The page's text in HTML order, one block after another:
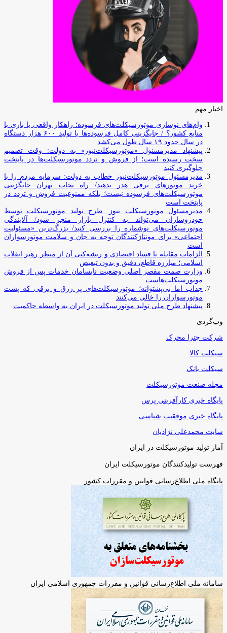
اخبار مهم
وام‌های نوسازی موتورسیکلت‌های فرسوده؛ راهکار واقعی یا بازی با
منابع کشور؟ / جایگزینی کامل فرسوده‌ها با تولید ۶۰۰ هزار دستگاه
در سال حدود ۱۹ سال طول می‌کشد
پیشنهاد مدیرمسئول «موتورسیکلت‌نیوز» به دولت: وقت تصمیم
سخت رسیده است؛ از فروش و تردد موتورسیکلت‌ها در پایتخت
جلوگیری کنید
مدیرمسئول موتورسیکلت‌نیوز خطاب به دولت: سرمایه مردم را با
خرید موتورهای برقی هدر ندهید/ راه نجات تهران جایگزینی
موتورسیکلت‌های فرسوده نیست؛ بلکه ممنوعیت فروش و تردد در
پایتخت است
مدیرمسئول موتورسیکلت نیوز: طرح تولید موتورسیکلت توسط
خودروسازان می‌تواند به کنترل بازار منجر شود/ آلایندگی
موتورسیکلت‌های نوشماره را بررسی کنید/ بزرگ‌ترین «مسئولیت
اجتماعی» برای مونتاژکنندگان توجه به جان و سلامت موتورسواران
است
الزامات مقابله با فساد اقتصادی و ریشه‌کنی آن از منظر رهبر انقلاب
اسلامی؛ مبارزه قاطع، دقیق و بدون تبعیض
وزارت صمت مقصر اصلی وضعیت نابسامان خدمات پس از فروش
موتورسیکلت‌هاست
جذاب اما بی‌پشتوانه؛ موتورسیکلت‌های پر زرق‌ و برقی که پشت
موتورسواران را خالی می‌کنند
پیشنهاد طرح ملی تولید موتورسیکلت در ایران به واسطه حاکمیت
وب‌گردی
شرکت چترا محرک
سیکلت کالا
سیکلت بانک
مجله صنعت موتورسیکلت
پایگاه خبری کارآفرینی پرس
پایگاه خبری موفقیت شناسی
سایت محمدعلی نژادیان
آمار تولید موتورسیکلت در ایران
فهرست تولیدکنندگان موتورسیکلت ایران
پایگاه ملی اطلاع‌رسانی قوانین و مقررات کشور
سامانه ملی اطلاع‌رسانی قوانین و مقررات جمهوری اسلامی ایران